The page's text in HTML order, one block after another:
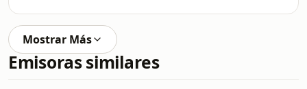
Mostrar Más
Emisoras similares